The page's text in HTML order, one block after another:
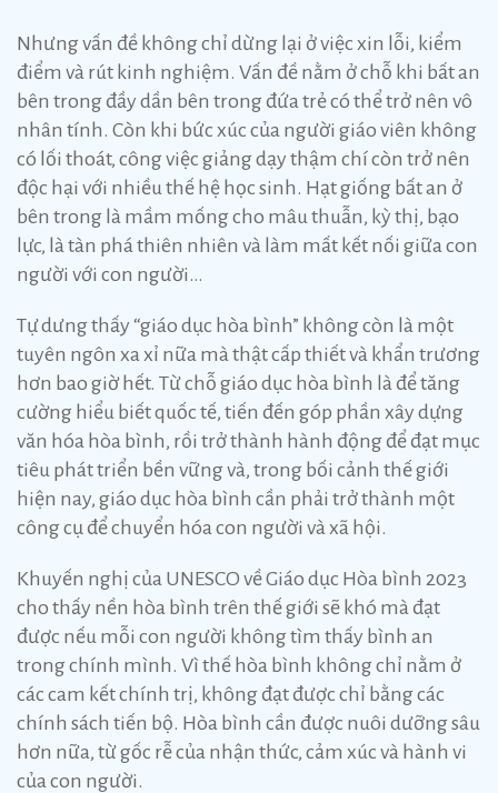
Nhưng vấn đề không chỉ dừng lại ở việc xin lỗi, kiểm
điểm và rút kinh nghiệm. Vấn đề nằm ở chỗ khi bất an
bên trong đầy dần bên trong đứa trẻ có thể trở nên vô
nhân tính. Còn khi bức xúc của người giáo viên không
có lối thoát, công việc giảng dạy thậm chí còn trở nên
độc hại với nhiều thế hệ học sinh. Hạt giống bất an ở
bên trong là mầm mống cho mâu thuẫn, kỳ thị, bạo
lực, là tàn phá thiên nhiên và làm mất kết nối giữa con
người với con người…
Tự dưng thấy “giáo dục hòa bình” không còn là một
tuyên ngôn xa xỉ nữa mà thật cấp thiết và khẩn trương
hơn bao giờ hết. Từ chỗ giáo dục hòa bình là để tăng
cường hiểu biết quốc tế, tiến đến góp phần xây dựng
văn hóa hòa bình, rồi trở thành hành động để đạt mục
tiêu phát triển bền vững và, trong bối cảnh thế giới
hiện nay, giáo dục hòa bình cần phải trở thành một
công cụ để chuyển hóa con người và xã hội.
Khuyến nghị của UNESCO về Giáo dục Hòa bình 2023
cho thấy nền hòa bình trên thế giới sẽ khó mà đạt
được nếu mỗi con người không tìm thấy bình an
trong chính mình. Vì thế hòa bình không chỉ nằm ở
các cam kết chính trị, không đạt được chỉ bằng các
chính sách tiến bộ. Hòa bình cần được nuôi dưỡng sâu
hơn nữa, từ gốc rễ của nhận thức, cảm xúc và hành vi
của con người.